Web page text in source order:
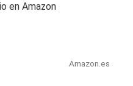
en Amazon
Amazon.es